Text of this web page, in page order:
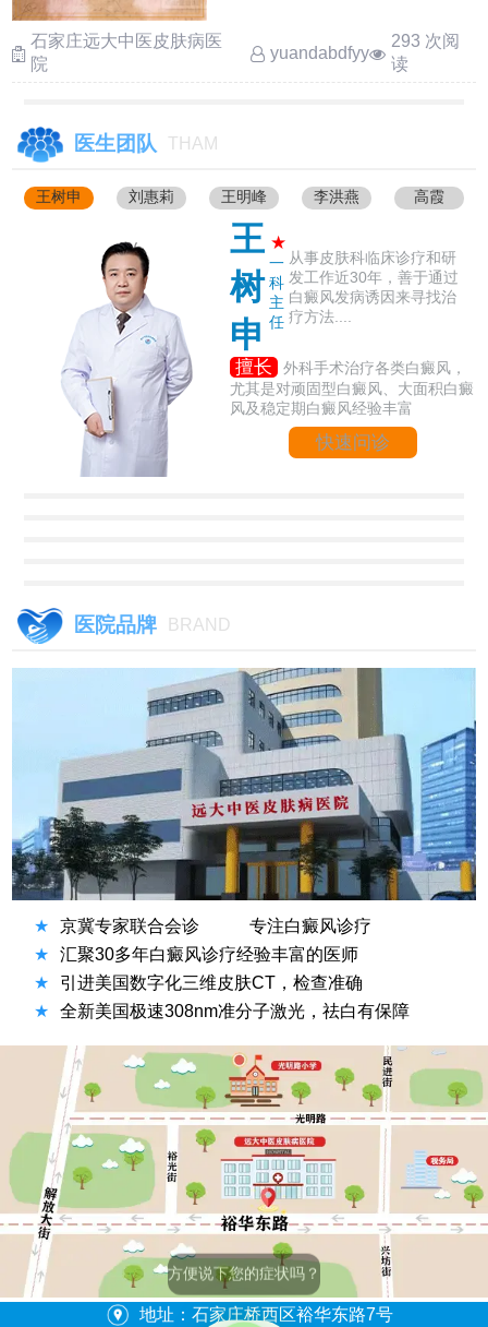
石家庄远大中医皮肤病医
院
yuandabdfyy
293 次阅
读
医生团队 THAM
王树申 刘惠莉 王明峰 李洪燕 高霞
王
树
申
★
一
科
主
任
从事皮肤科临床诊疗和研
发工作近30年，善于通过
白癜风发病诱因来寻找治
疗方法....
擅长
外科手术治疗各类白癜风，
尤其是对顽固型白癜风、大面积白癜
风及稳定期白癜风经验丰富
快速问诊
医院品牌 BRAND
★ 京冀专家联合会诊
专注白癜风诊疗
★
汇聚30多年白癜风诊疗经验丰富的医师
★
引进美国数字化三维皮肤CT，检查准确
★
全新美国极速308nm准分子激光，祛白有保障
地址：石家庄桥西区裕华东路7号
方便说下您的症状吗？